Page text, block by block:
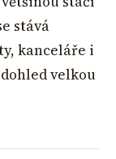
stává
kanceláře i
velkou